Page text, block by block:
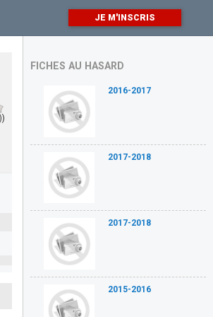
JE M'INSCRIS
FICHES AU HASARD
2016-2017
2017-2018
2017-2018
2015-2016